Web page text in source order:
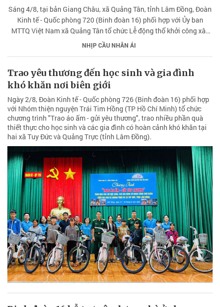
Sáng 4/8, tại bản Giang Châu, xã Quảng Tân, tỉnh Lâm Đồng, Đoàn
Kinh tế - Quốc phòng 720 (Binh đoàn 16) phối hợp với Ủy ban
MTTQ Việt Nam xã Quảng Tân tổ chức Lễ động thổ khởi công xây
dựng 2 căn nhà Đại đoàn kết tặng già làng Giàng A Lừ và gia đình
ông Giàng Văn Sa, là hai hộ có hoàn cảnh khó khăn trên địa bàn.
NHỊP CẦU NHÂN ÁI
Trao yêu thương đến học sinh và gia đình
khó khăn nơi biên giới
Ngày 2/8, Đoàn Kinh tế - Quốc phòng 726 (Binh đoàn 16) phối hợp
với Nhóm thiện nguyện Trái Tim Hồng (TP Hồ Chí Minh) tổ chức
chương trình "Trao áo ấm - gửi yêu thương", trao nhiều phần quà
thiết thực cho học sinh và các gia đình có hoàn cảnh khó khăn tại
hai xã Tuy Đức và Quảng Trực (tỉnh Lâm Đồng).